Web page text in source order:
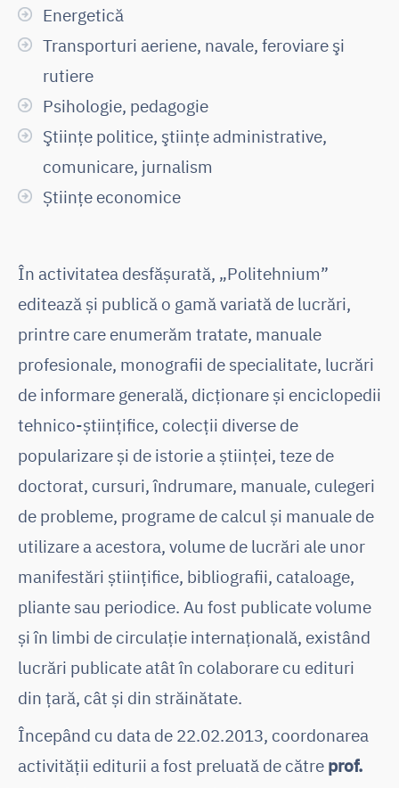
Energetică
Transporturi aeriene, navale, feroviare şi
rutiere
Psihologie, pedagogie
Ştiinţe politice, ştiinţe administrative,
comunicare, jurnalism
Științe economice
În activitatea desfășurată, „Politehnium”
editează și publică o gamă variată de lucrări,
printre care enumerăm tratate, manuale
profesionale, monografii de specialitate, lucrări
de informare generală, dicționare și enciclopedii
tehnico-științifice, colecții diverse de
popularizare și de istorie a științei, teze de
doctorat, cursuri, îndrumare, manuale, culegeri
de probleme, programe de calcul și manuale de
utilizare a acestora, volume de lucrări ale unor
manifestări științifice, bibliografii, cataloage,
pliante sau periodice. Au fost publicate volume
și în limbi de circulație internațională, existând
lucrări publicate atât în colaborare cu edituri
din țară, cât și din străinătate.
Începând cu data de 22.02.2013, coordonarea
activității editurii a fost preluată de către prof.